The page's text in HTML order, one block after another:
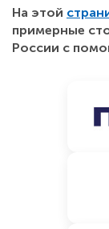
На этой
примерные
России с